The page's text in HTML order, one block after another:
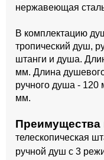
нержавеющая
В комплектацию
тропический душ,
штанги и душа.
мм. Длина
ручного душа -
мм.
Преимущества
телескопическая
ручной душ с 3